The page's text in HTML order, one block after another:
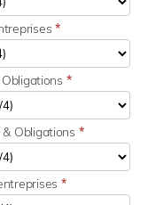
*
*
Obligations *
*